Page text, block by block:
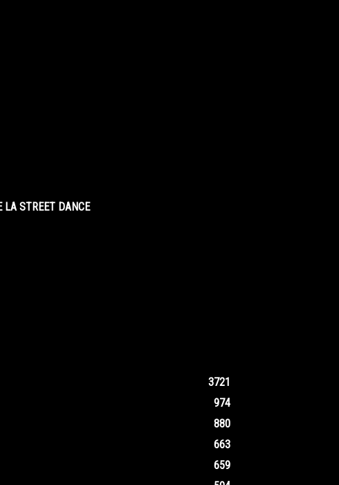
LA STREET DANCE
3721
974
880
663
659